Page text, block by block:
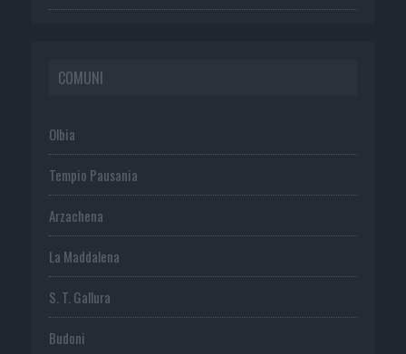
COMUNI
Olbia
Tempio Pausania
Arzachena
La Maddalena
S. T. Gallura
Budoni